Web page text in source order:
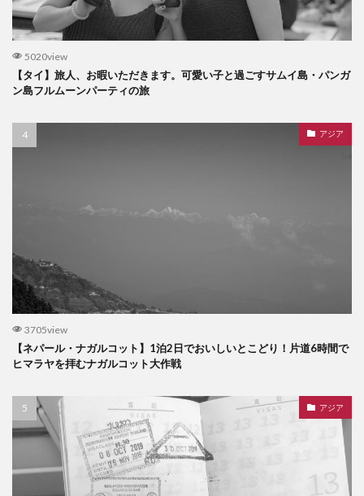
5020view
【タイ】旅人、お暇いただきます。可愛い子と過ごすサムイ島・パンガ
ン島フルムーンパーティの旅
アジア
3705view
【ネパール・ナガルコット】1泊2日でおいしいとこどり！片道6時間で
ヒマラヤを拝むナガルコット大作戦
アジア